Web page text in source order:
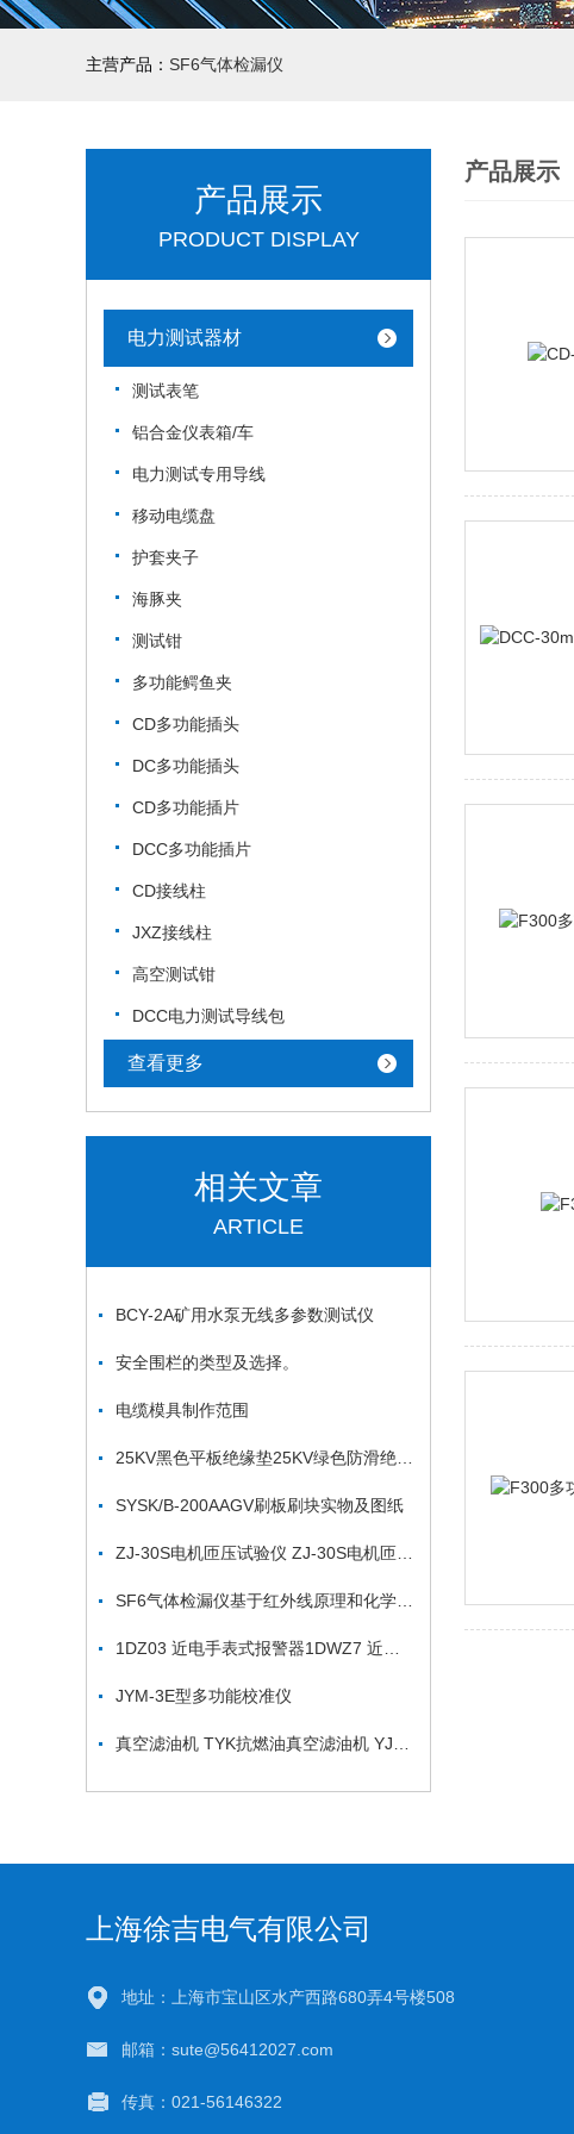
主营产品： SF6气体检漏仪
产品展示
PRODUCT DISPLAY
电力测试器材
测试表笔
铝合金仪表箱/车
电力测试专用导线
移动电缆盘
护套夹子
海豚夹
测试钳
多功能鳄鱼夹
CD多功能插头
DC多功能插头
CD多功能插片
DCC多功能插片
CD接线柱
JXZ接线柱
高空测试钳
DCC电力测试导线包
查看更多
相关文章
ARTICLE
BCY-2A矿用水泵无线多参数测试仪
安全围栏的类型及选择。
电缆模具制作范围
SYSK/B-200AAGV刷板刷块实物及图纸
JYM-3E型多功能校准仪
产品展示
上海徐吉电气有限公司
地址：上海市宝山区水产西路680弄4号楼508
邮箱：sute@56412027.com
传真：021-56146322